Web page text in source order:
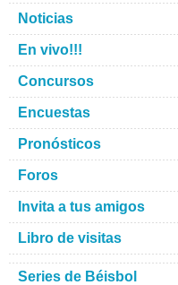
Noticias
En vivo!!!
Concursos
Encuestas
Pronósticos
Foros
Invita a tus amigos
Libro de visitas
Series de Béisbol